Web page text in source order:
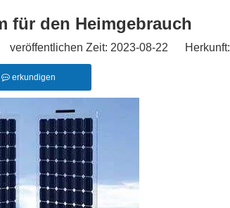
für den Heimgebrauch
Zeit: 2023-08-22 Herkunft:
erkundigen